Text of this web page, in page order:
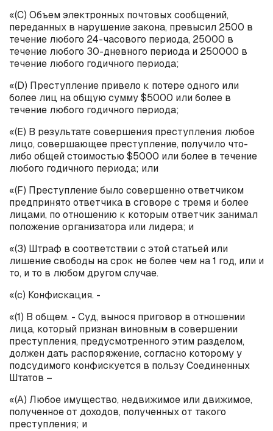
«(C) Объем электронных почтовых сообщений,
переданных в нарушение закона, превысил 2500 в
течение любого 24-часового периода, 25000 в
течение любого 30-дневного периода и 250000 в
течение любого годичного периода;
«(D) Преступление привело к потере одного или
более лиц на общую сумму $5000 или более в
течение любого годичного периода;
«(E) В результате совершения преступления любое
лицо, совершающее преступление, получило что-
либо общей стоимостью $5000 или более в течение
любого годичного периода; или
«(F) Преступление было совершенно ответчиком
предпринято ответчика в сговоре с тремя и более
лицами, по отношению к которым ответчик занимал
положение организатора или лидера; и
«(3) Штраф в соответствии с этой статьей или
лишение свободы на срок не более чем на 1 год, или и
то, и то в любом другом случае.
«(c) Конфискация. -
«(1) В общем. - Суд, вынося приговор в отношении
лица, который признан виновным в совершении
преступления, предусмотренного этим разделом,
должен дать распоряжение, согласно которому у
подсудимого конфискуется в пользу Соединенных
Штатов –
«(А) Любое имущество, недвижимое или движимое,
полученное от доходов, полученных от такого
преступления; и